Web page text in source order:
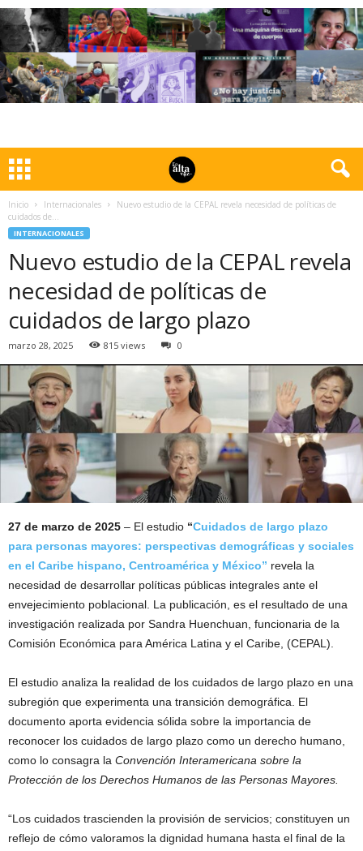
Inicio Internacionales
Nuevo estudio de la CEPAL revela necesidad de políticas de
cuidados de...
INTERNACIONALES
Nuevo estudio de la CEPAL revela
necesidad de políticas de
cuidados de largo plazo
marzo 28, 2025 815 views 0
27 de marzo de 2025 – El estudio “Cuidados de largo plazo
para personas mayores: perspectivas demográficas y sociales
en el Caribe hispano, Centroamérica y México” revela la
necesidad de desarrollar políticas públicas integrales ante el
envejecimiento poblacional. La publicación, es el resultado de una
investigación realizada por Sandra Huenchuan, funcionaria de la
Comisión Económica para América Latina y el Caribe, (CEPAL).
El estudio analiza la realidad de los cuidados de largo plazo en una
subregión que experimenta una transición demográfica. El
documento aporta evidencia sólida sobre la importancia de
reconocer los cuidados de largo plazo como un derecho humano,
como lo consagra la Convención Interamericana sobre la
Protección de los Derechos Humanos de las Personas Mayores.
“Los cuidados trascienden la provisión de servicios; constituyen un
reflejo de cómo valoramos la dignidad humana hasta el final de la